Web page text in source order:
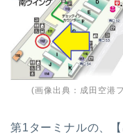
(画像出典： 成田空港
第1ターミナルの、